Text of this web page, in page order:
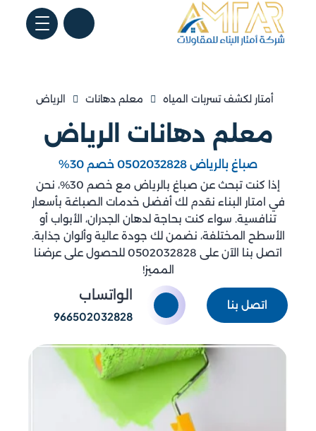
أمتار لكشف تسربات المياه معلم دهانات الرياض
معلم دهانات الرياض
صباغ بالرياض 0502032828 خصم 30%
إذا كنت تبحث عن صباغ بالرياض مع خصم 30%، نحن
في امتار البناء نقدم لك أفضل خدمات الصباغة بأسعار
تنافسية. سواء كنت بحاجة لدهان الجدران، الأبواب أو
الأسطح المختلفة، نضمن لك جودة عالية وألوان جذابة.
اتصل بنا الآن على 0502032828 للحصول على عرضنا
المميز!
اتصل بنا
الواتساب
966502032828